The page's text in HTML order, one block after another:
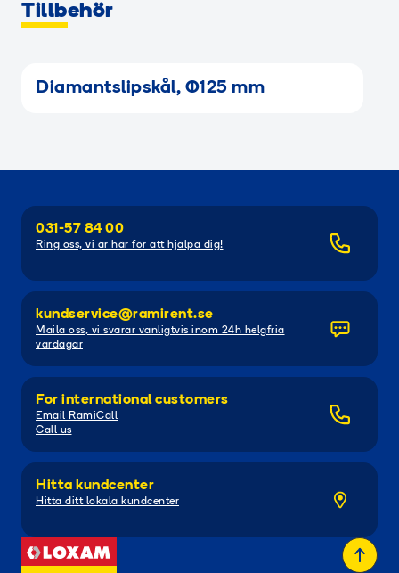
Tillbehör
Diamantslipskål, Ø125 mm
031-57 84 00
Ring oss, vi är här för att hjälpa dig!
kundservice@ramirent.se
Maila oss, vi svarar vanligtvis inom 24h helgfria
vardagar
For international customers
Email RamiCall
Call us
Hitta kundcenter
Hitta ditt lokala kundcenter